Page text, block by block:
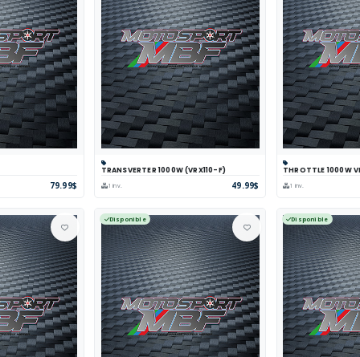
79.99$
Panier Comparer
TRANSVERTER 1000W (VRX110-F)
1 inv. 49.99$
Panier
THROTTLE 1000W
1 inv.
Disponible Disponible